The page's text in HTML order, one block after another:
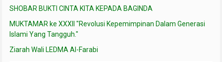
SHOBAR BUKTI CINTA KITA KEPADA BAGINDA
MUKTAMAR ke XXXII "Revolusi Kepemimpinan Dalam Generasi
Islami Yang Tangguh."
Ziarah Wali LEDMA Al-Farabi